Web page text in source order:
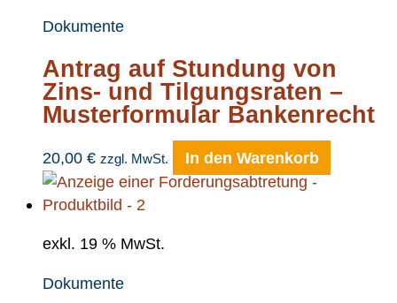
Dokumente
Antrag auf Stundung von
Zins- und Tilgungsraten –
Musterformular Bankenrecht
20,00 € zzgl. MwSt. In den Warenkorb
exkl. 19 % MwSt.
Dokumente